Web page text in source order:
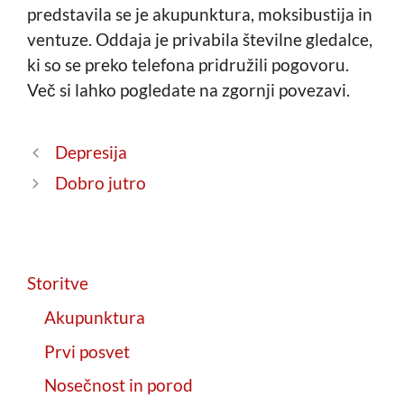
predstavila se je akupunktura, moksibustija in
ventuze. Oddaja je privabila številne gledalce,
ki so se preko telefona pridružili pogovoru.
Več si lahko pogledate na zgornji povezavi.
Depresija
Dobro jutro
Storitve
Akupunktura
Prvi posvet
Nosečnost in porod